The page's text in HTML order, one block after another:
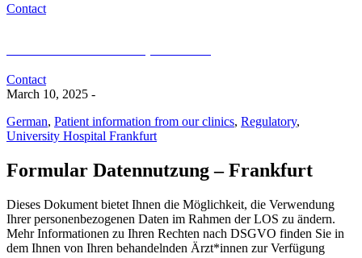
Contact
Contact
March 10, 2025 -
German, Patient information from our clinics, Regulatory,
University Hospital Frankfurt
Formular Datennutzung – Frankfurt
Dieses Dokument bietet Ihnen die Möglichkeit, die Verwendung
Ihrer personenbezogenen Daten im Rahmen der LOS zu ändern.
Mehr Informationen zu Ihren Rechten nach DSGVO finden Sie in
dem Ihnen von Ihren behandelnden Ärzt*innen zur Verfügung